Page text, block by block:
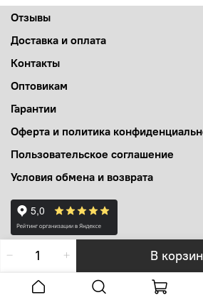
В
Отзывы
Доставка и оплата
Контакты
Оптовикам
Гарантии
Оферта и политика
Пользовательское соглашение
Условия обмена и возврата